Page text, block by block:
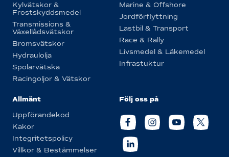
Kylvätskor &
Frostskyddsmedel
Transmissions &
Växellådsvätskor
Bromsvätskor
Hydraulolja
Spolarvätska
Racingoljor & Vätskor
Marine & Offshore
Jordförflyttning
Lastbil & Transport
Race & Rally
Livsmedel & Läkemedel
Infrastuktur
Allmänt
Uppförandekod
Kakor
Integritetspolicy
Villkor & Bestämmelser
Följ oss på